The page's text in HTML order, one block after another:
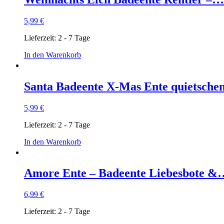
5,99 €
Lieferzeit: 2 - 7 Tage
In den Warenkorb
Santa Badeente X-Mas Ente
5,99 €
Lieferzeit: 2 - 7 Tage
In den Warenkorb
Amore Ente – Badeente Liebesbote
6,99 €
Lieferzeit: 2 - 7 Tage